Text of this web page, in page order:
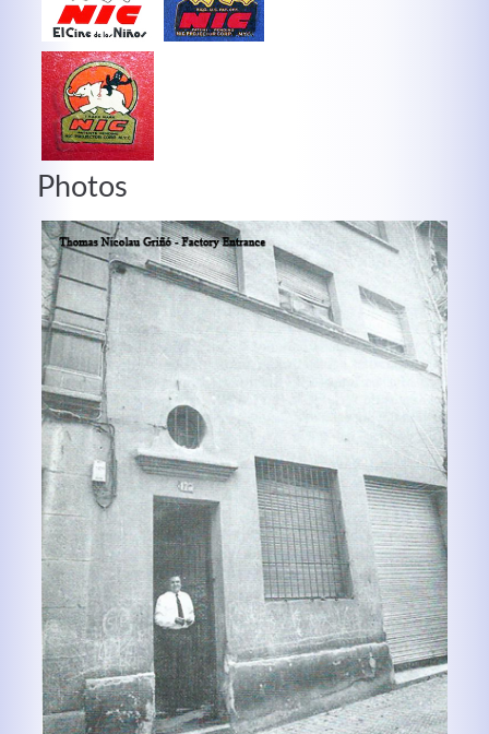
Photos
Good Service
Lorem ipsum dolor sit amet, consectetuer adipiscing
elit. Aenean commodo ligula eget dolor.
Modern & Simple
Lorem ipsum dolor sit amet, consectetuer adipiscing
elit. Aenean commodo ligula eget dolor.
MEHR INFOS